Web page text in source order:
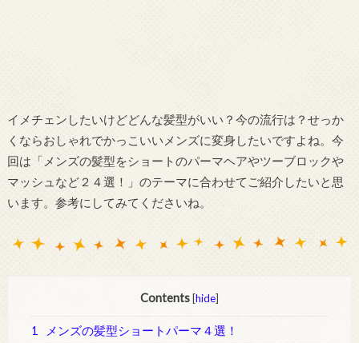
イメチェンしたいけどどんな髪型がいい？今の流行は？せっか
くならおしゃれでかっこいいメンズに変身したいですよね。今
回は「メンズの髪型をショートのパーマヘアやツーブロックや
マッシュなど２４選！」のテーマに合わせてご紹介したいと思
います。参考にしてみてくださいね。
Contents[hide]
1 メンズの髪型ショートパーマ４選！